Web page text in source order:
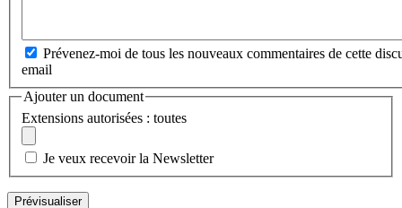
Prévenez-moi de tous les nouveaux commentaires de cette
email
Ajouter un document
Extensions autorisées : toutes
Je veux recevoir la Newsletter